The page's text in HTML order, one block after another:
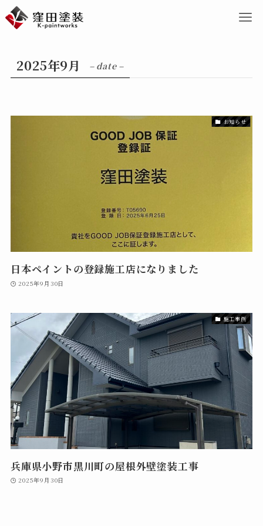
2025年9月 – date –
お知らせ
日本ペイントの登録施工店になりました
2025年9月30日
施工事例
兵庫県小野市黒川町の屋根外壁塗装工事
2025年9月30日